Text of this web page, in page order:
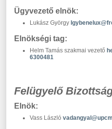
Ügyvezető elnök:
Lukász György
Elnökségi tag:
Helm Tamás szakmai vezető
6300481
Felügyelő
Elnök:
Vass László